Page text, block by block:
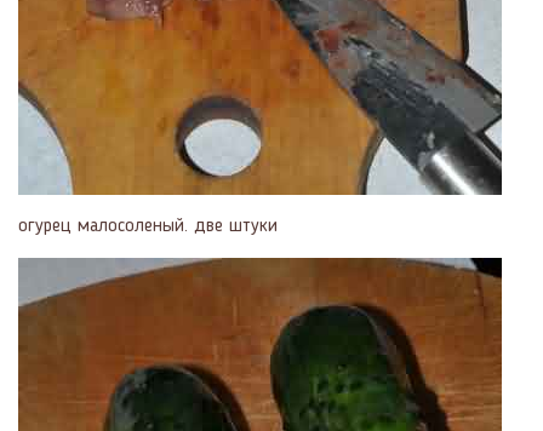
огурец малосоленый. две штуки